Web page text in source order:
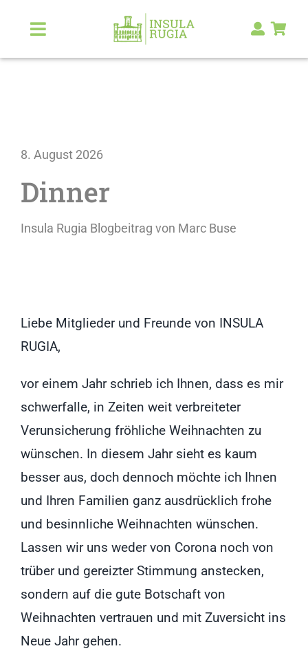
Inhalt
springen
Toggle
Navigation
Kunst & Kultur
Malerlexikon
8. August 2026
Dinner
Insula Rugia Blogbeitrag von Marc Buse
Liebe Mitglieder und Freunde von INSULA
RUGIA,
vor einem Jahr schrieb ich Ihnen, dass es mir
schwerfalle, in Zeiten weit verbreiteter
Verunsicherung fröhliche Weihnachten zu
wünschen. In diesem Jahr sieht es kaum
besser aus, doch dennoch möchte ich Ihnen
und Ihren Familien ganz ausdrücklich frohe
und besinnliche Weihnachten wünschen.
Lassen wir uns weder von Corona noch von
trüber und gereizter Stimmung anstecken,
sondern auf die gute Botschaft von
Weihnachten vertrauen und mit Zuversicht ins
Neue Jahr gehen.